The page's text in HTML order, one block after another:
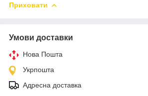
Приховати
Умови доставки
Нова Пошта
Укрпошта
Адресна доставка